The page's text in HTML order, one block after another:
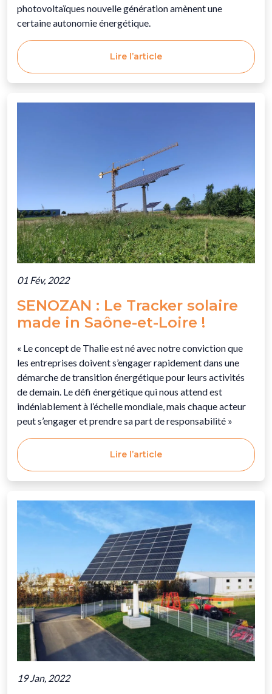
photovoltaïques nouvelle génération amènent une
certaine autonomie énergétique.
Lire l’article
01 Fév, 2022
SENOZAN : Le Tracker solaire
made in Saône-et-Loire !
« Le concept de Thalie est né avec notre conviction que
les entreprises doivent s’engager rapidement dans une
démarche de transition énergétique pour leurs activités
de demain. Le défi énergétique qui nous attend est
indéniablement à l’échelle mondiale, mais chaque acteur
peut s’engager et prendre sa part de responsabilité »
Lire l’article
19 Jan, 2022